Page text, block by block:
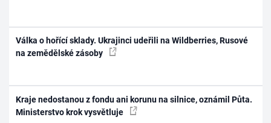
Válka o hořící sklady. Ukrajinci udeřili na Wildberries, Rusové
na zemědělské zásoby
Kraje nedostanou z fondu ani korunu na silnice, oznámil Půta.
Ministerstvo krok vysvětluje